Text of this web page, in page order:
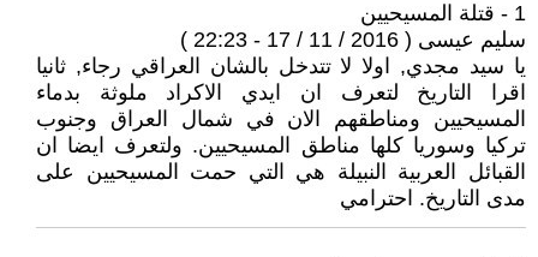
1 - قتلة المسيحيين
سليم عيسى ( 2016 / 11 / 17 - 22:23 )
يا سيد مجدي, اولا لا تتدخل بالشان العراقي رجاء, ثانيا
اقرا التاريخ لتعرف ان ايدي الاكراد ملوثة بدماء
المسيحيين ومناطقهم الان في شمال العراق وجنوب
تركيا وسوريا كلها مناطق المسيحيين. ولتعرف ايضا ان
القبائل العربية النبيلة هي التي حمت المسيحيين على
مدى التاريخ. احترامي